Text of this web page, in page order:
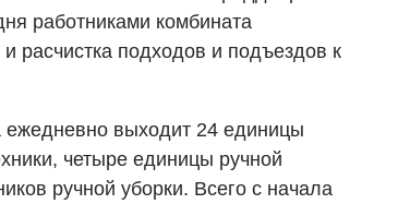
работниками комбината
расчистка подходов и подъездов к
выходит 24 единицы
четыре единицы ручной
ручной уборки. Всего с начала